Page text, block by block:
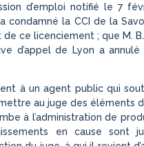
d’emploi notifié le 7
condamné la CCI de la
ce licenciement ; que M.
d’appel de Lyon a
à un agent public qui
au juge des éléments
à l’administration de
en cause sont